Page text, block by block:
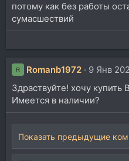
потому как без работы
сумасшествий
R Romanb1972
9 Янв
Здраствуйте! хочу
Имеется в наличии?
Показать предыдущие